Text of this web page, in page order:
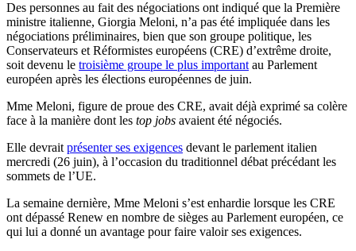
Des personnes au fait des négociations ont indiqué que la Première
ministre italienne, Giorgia Meloni, n’a pas été impliquée dans les
négociations préliminaires, bien que son groupe politique, les
Conservateurs et Réformistes européens (CRE) d’extrême droite,
soit devenu le troisième groupe le plus important au Parlement
européen après les élections européennes de juin.
Mme Meloni, figure de proue des CRE, avait déjà exprimé sa colère
face à la manière dont les top jobs avaient été négociés.
Elle devrait présenter ses exigences devant le parlement italien
mercredi (26 juin), à l’occasion du traditionnel débat précédant les
sommets de l’UE.
La semaine dernière, Mme Meloni s’est enhardie lorsque les CRE
ont dépassé Renew en nombre de sièges au Parlement européen, ce
qui lui a donné un avantage pour faire valoir ses exigences.